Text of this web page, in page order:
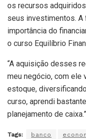
os recursos
seus investimentos. A
importância do
o curso Equilíbrio
“A aquisição desses
meu negócio, com ele
estoque,
curso, aprendi
planejamento de
Tags: banco